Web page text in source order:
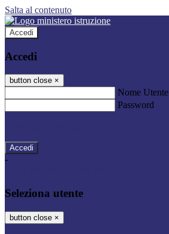
Salta al contenuto
Accedi
Accedi
button close ×
Nome Utente
Password
-
Seleziona utente
button close ×